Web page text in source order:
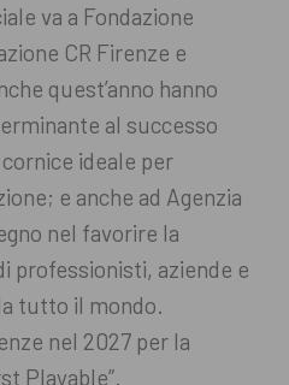
va a Fondazione
CR Firenze e
quest’anno hanno
al successo
ideale per
e anche ad Agenzia
nel favorire la
professionisti, aziende e
tutto il mondo.
nel 2027 per la
Playable”.